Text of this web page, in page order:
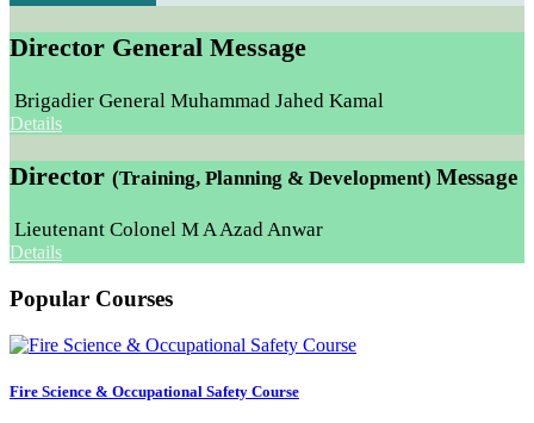
Director General Message
Brigadier General Muhammad Jahed Kamal
Details
Director (Training, Planning & Development) Message
Lieutenant Colonel M A Azad Anwar
Details
Popular Courses
Fire Science & Occupational Safety Course